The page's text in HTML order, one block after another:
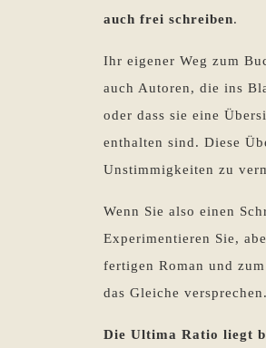
auch frei schreiben.
Ihr eigener Weg zum
auch Autoren, die ins
oder dass sie eine
enthalten sind. Diese
Unstimmigkeiten zu
Wenn Sie also einen
Experimentieren Sie,
fertigen Roman und
das Gleiche
Die Ultima Ratio liegt